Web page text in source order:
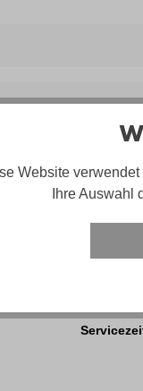
Produkt?
Vanessa
Website
Ihre Auswahl